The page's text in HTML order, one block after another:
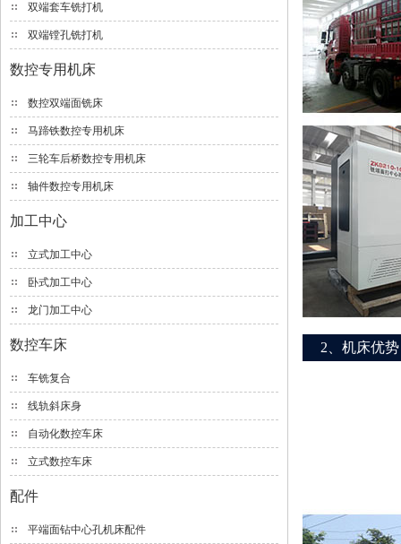
双端套车铣打机
双端镗孔铣打机
数控专用机床
数控双端面铣床
马蹄铁数控专用机床
三轮车后桥数控专用机床
轴件数控专用机床
加工中心
立式加工中心
卧式加工中心
龙门加工中心
数控车床
车铣复合
线轨斜床身
自动化数控车床
立式数控车床
配件
平端面钻中心孔机床配件
2、机床优